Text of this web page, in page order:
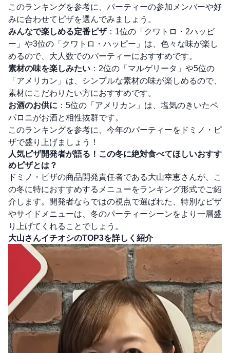
このランキングを参考に、パーティーの参加メンバーや好
みに合わせてピザを選んでみましょう。
みんなで楽しめる定番ピザ：1位の「クワトロ・2ハッピ
ー」や3位の「クワトロ・ハッピー」は、色々な味が楽し
めるので、大人数でのパーティーにおすすめです。
素材の味を楽しみたい ：2位の「マルゲリータ」や5位の
「アメリカン」は、シンプルな素材の味が楽しめるので、
素材にこだわりたい方におすすめです。
お酒のお供に ：5位の「アメリカン」は、塩気のきいたペ
パロニがお酒と相性抜群です。
このランキングを参考に、今年のパーティーをドミノ・ピ
ザで盛り上げましょう！
人気ピザ開発者が語る！この冬に絶対食べてほしいおすす
めピザとは？
ドミノ・ピザの商品開発責任者である大山幸恵さんが、こ
の冬に特におすすめするメニューをランキング形式でご紹
介します。開発者ならではの視点で選ばれた、特別なピザ
やサイドメニューは、冬のパーティーシーンをより一層盛
り上げてくれることでしょう。
大山さんイチオシのTOP3を詳しく紹介